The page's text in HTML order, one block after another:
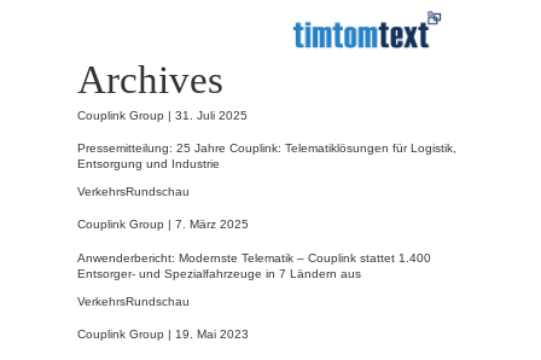
Archives
Couplink Group | 31. Juli 2025
Pressemitteilung: 25 Jahre Couplink: Telematiklösungen für Logistik,
Entsorgung und Industrie
VerkehrsRundschau
Couplink Group | 7. März 2025
Anwenderbericht: Modernste Telematik – Couplink stattet 1.400
Entsorger- und Spezialfahrzeuge in 7 Ländern aus
VerkehrsRundschau
Couplink Group | 19. Mai 2023